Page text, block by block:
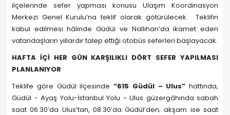
ilçelerinde sefer yapması konusu Ulaşım Koordinasyon
Merkezi Genel Kurulu’na teklif olarak götürülecek. Teklifin
kabul edilmesi hâlinde Güdül ve Nallıhan’da ikamet eden
vatandaşların yıllardır talep ettiği otobüs seferleri başlayacak.
HAFTA İÇİ HER GÜN KARŞILIKLI DÖRT SEFER YAPILMASI
PLANLANIYOR
Teklife göre Güdül ilçesinde “615 Güdül – Ulus” hattında,
Güdül - Ayaş Yolu-İstanbul Yolu - Ulus güzergâhında sabah
saat 06.30’da Ulus’tan, 08.30’da Güdül’den; akşam ise saat